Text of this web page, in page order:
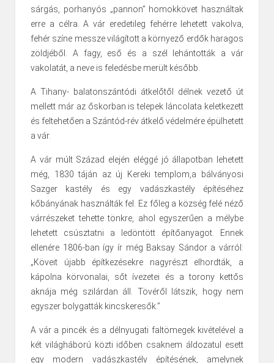
sárgás, porhanyós „pannon” homokkövet használtak
erre a célra. A vár eredetileg fehérre lehetett vakolva,
fehér színe messze világított a környező erdők haragos
zöldjéből. A fagy, eső és a szél lehántották a vár
vakolatát, a neve is feledésbe merült később.
A Tihany- balatonszántódi átkelőtől délnek vezető út
mellett már az őskorban is telepek láncolata keletkezett
és feltehetően a Szántód-rév átkelő védelmére épülhetett
a vár.
A vár múlt Század elején eléggé jó állapotban lehetett
még, 1830 táján az új Kereki templom,a bálványosi
Sazger kastély és egy vadászkastély építéséhez
kőbányának használták fel. Ez főleg a község felé néző
várrészeket tehette tönkre, ahol egyszerűen a mélybe
lehetett csúsztatni a ledöntött építőanyagot. Ennek
ellenére 1806-ban így ír még Baksay Sándor a várról:
„Köveit újabb építkezésekre nagyrészt elhordták, a
kápolna körvonalai, sőt ívezetei és a torony kettős
aknája még szilárdan áll. Tövéről látszik, hogy nem
egyszer bolygatták kincskeresők.”
A vár a pincék és a délnyugati faltömegek kivételével a
két világháború közti időben csaknem áldozatul esett
egy modern vadászkastély építésének, amelynek